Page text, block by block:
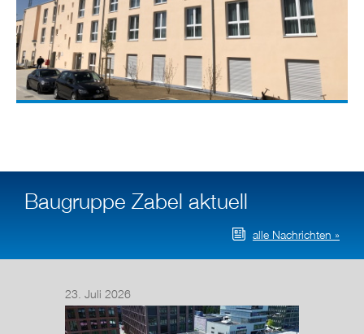
Baugruppe Zabel aktuell
alle Nachrichten »
23. Juli 2026